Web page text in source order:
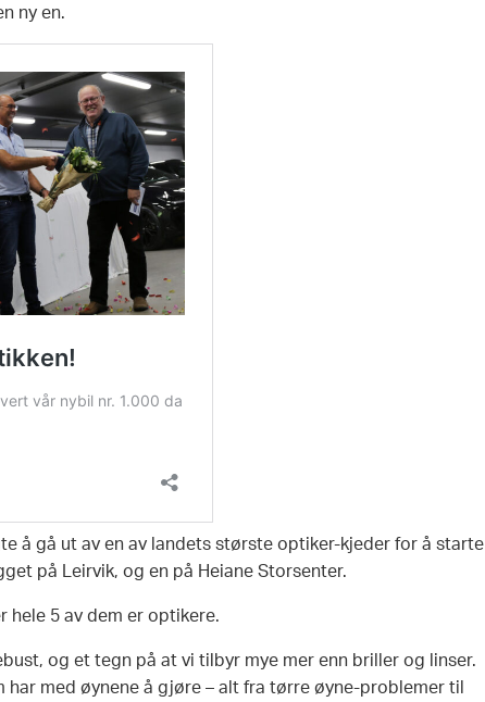
ny en.
å gå ut av en av landets største optiker-kjeder for å starte
på Leirvik, og en på Heiane Storsenter.
hele 5 av dem er optikere.
og et tegn på at vi tilbyr mye mer enn briller og linser.
med øynene å gjøre – alt fra tørre øyne-problemer til